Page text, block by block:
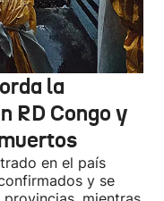
la
RD Congo y
en el país
y se